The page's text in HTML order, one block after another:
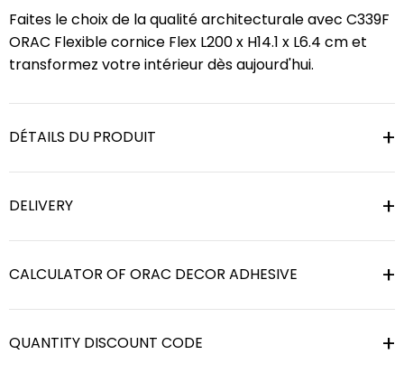
Faites le choix de la qualité architecturale avec C339F
ORAC Flexible cornice Flex L200 x H14.1 x L6.4 cm et
transformez votre intérieur dès aujourd'hui.
DÉTAILS DU PRODUIT
DELIVERY
CALCULATOR OF ORAC DECOR ADHESIVE
QUANTITY DISCOUNT CODE